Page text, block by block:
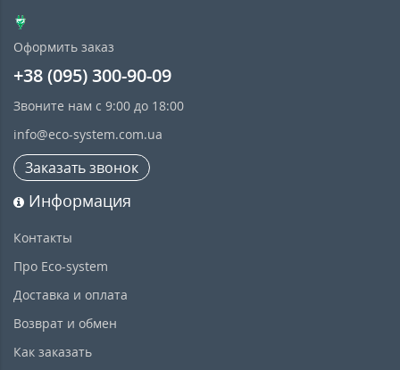
Оформить заказ
+38 (095) 300-90-09
Звоните нам с 9:00 до 18:00
info@eco-system.com.ua
Заказать звонок
Информация
Контакты
Про Eco-system
Доставка и оплата
Возврат и обмен
Как заказать